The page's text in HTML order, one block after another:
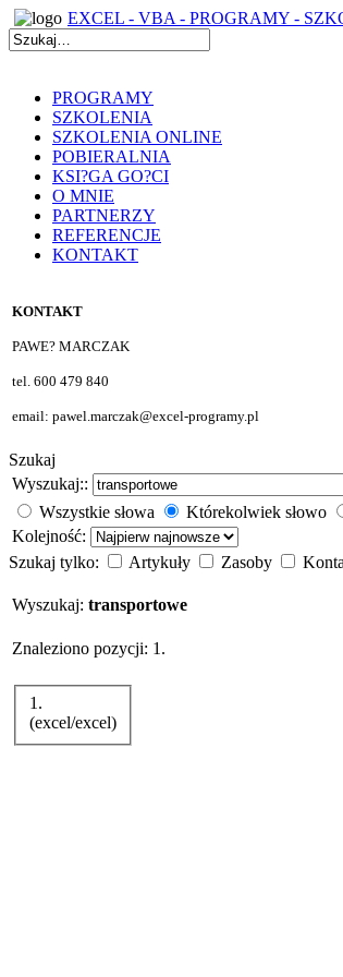
EXCEL - VBA - PROGRAMY -
PROGRAMY
SZKOLENIA
SZKOLENIA ONLINE
POBIERALNIA
KSI?GA GO?CI
O MNIE
PARTNERZY
REFERENCJE
KONTAKT
KONTAKT
PAWE? MARCZAK
tel. 600 479 840
email: pawel.marczak@excel-programy.pl
Szukaj
Wyszukaj::
Wszystkie słowa Którekolwiek słowo
Kolejność:
Szukaj tylko:
Artykuły Zasoby
Wyszukaj: transportowe
Znaleziono pozycji: 1.
1.
(excel/excel)